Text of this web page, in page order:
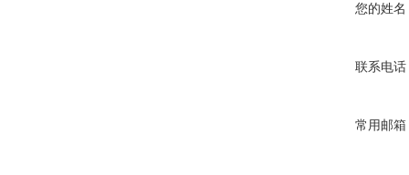
您的姓名
联系电话
常用邮箱